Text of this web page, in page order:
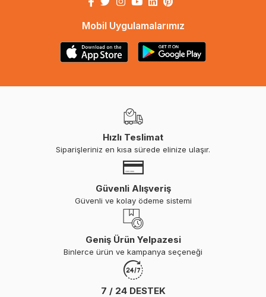
Mobil Uygulamalarımız
Hızlı Teslimat
Siparişleriniz en kısa sürede elinize ulaşır.
Güvenli Alışveriş
Güvenli ve kolay ödeme sistemi
Geniş Ürün Yelpazesi
Binlerce ürün ve kampanya seçeneği
7 / 24 DESTEK